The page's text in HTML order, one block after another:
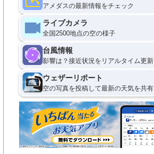
アメダスの最新情報をチェック
ライブカメラ
全国2500地点の空の様子
台風情報
影響は？接近状況をリアルタイム更新
ウェザーリポート
空の写真を投稿して最新の天気を共有